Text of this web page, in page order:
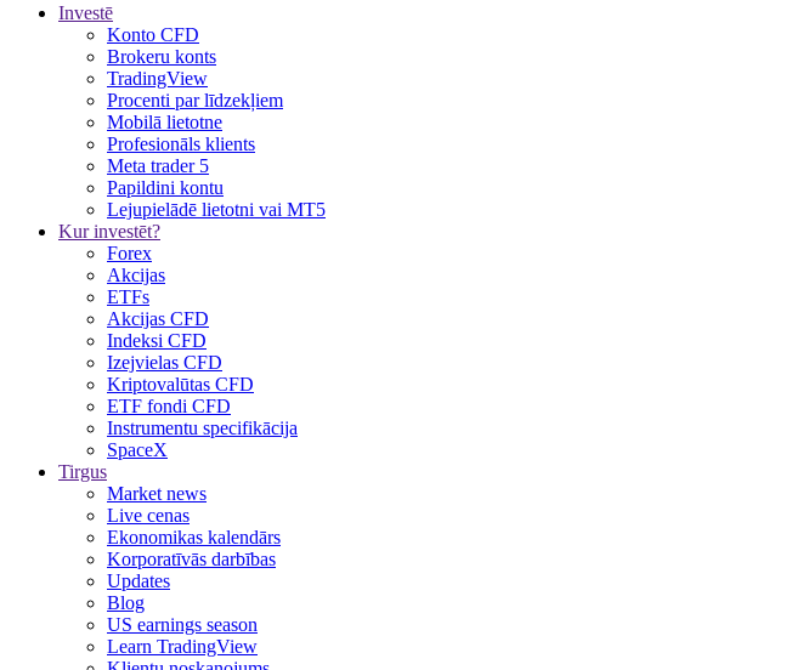
Investē
Konto CFD
Brokeru konts
TradingView
Procenti par līdzekļiem
Mobilā lietotne
Profesionāls klients
Meta trader 5
Papildini kontu
Lejupielādē lietotni vai MT5
Kur investēt?
Forex
Akcijas
ETFs
Akcijas CFD
Indeksi CFD
Izejvielas CFD
Kriptovalūtas CFD
ETF fondi CFD
Instrumentu specifikācija
SpaceX
Tirgus
Market news
Live cenas
Ekonomikas kalendārs
Korporatīvās darbības
Updates
Blog
US earnings season
Learn TradingView